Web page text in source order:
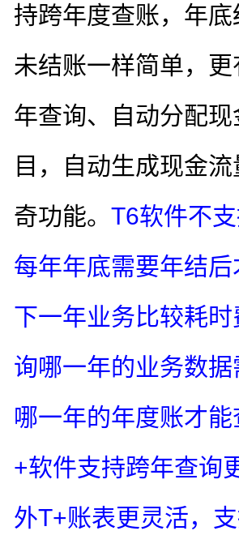
持跨年度查账，年底
未结账一样简单，
年查询、自动分配
目，自动生成现金
奇功能。T6软件不支
每年年底需要年结后
下一年业务比较耗
询哪一年的业务数
哪一年的年度账才
+软件支持跨年查询
外T+账表更灵活，